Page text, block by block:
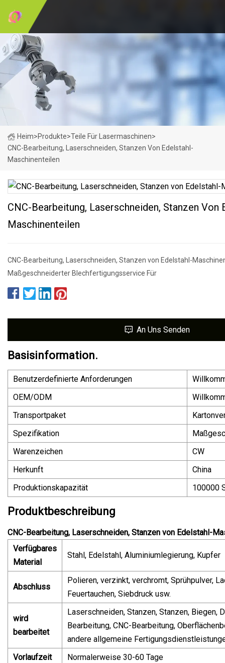
Heim>Produkte>Teile Für Lasermaschinen>
CNC-Bearbeitung, Laserschneiden, Stanzen Von Edelstahl-
Maschinenteilen
CNC-Bearbeitung, Laserschneiden, Stanzen Von
Maschinenteilen
CNC-Bearbeitung, Laserschneiden, Stanzen von Edelstahl-
Maßgeschneiderter Blechfertigungsservice Für
An Uns Senden
Basisinformation.
Benutzerdefinierte Anforderungen
OEM/ODM
Transportpaket
Spezifikation
Warenzeichen
CW
Herkunft
China
Produktionskapazität
100000
Produktbeschreibung
CNC-Bearbeitung, Laserschneiden, Stanzen von Edelstahl-
Verfügbares
Material
Stahl, Edelstahl, Aluminiumlegierung, Kupfer
Abschluss
Polieren, verzinkt, verchromt, Sprühpulver,
Feuertauchen, Siebdruck usw.
wird
bearbeitet
Laserschneiden, Stanzen, Stanzen, Biegen,
Bearbeitung, CNC-Bearbeitung,
andere allgemeine
Vorlaufzeit
Normalerweise 30-60 Tage